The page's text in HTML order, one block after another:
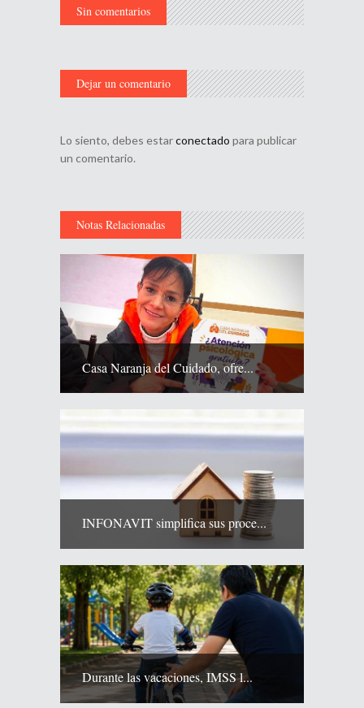
Sin comentarios
Dejar un comentario
Lo siento, debes estarconectado para publicar
un comentario.
Notas Relacionadas
Casa Naranja del Cuidado, ofre...
INFONAVIT simplifica sus proce...
Durante las vacaciones, IMSS l...